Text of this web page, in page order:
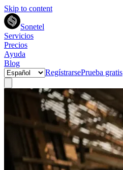
Skip to content
Sonetel
Servicios
Precios
Ayuda
Blog
RegístrarsePrueba gratis